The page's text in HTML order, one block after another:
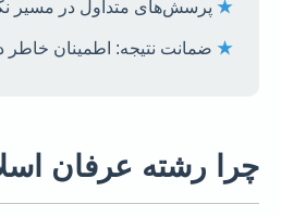
★ پرسش‌های متداول در مسیر
★ ضمانت نتیجه: اطمینان
چرا رشته عرفان